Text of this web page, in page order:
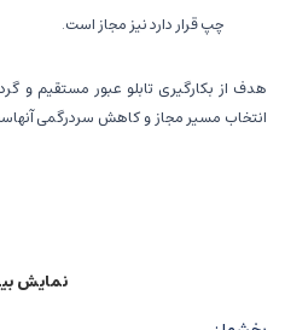
چپ قرار دارد نیز مجاز است.
هدف از بکارگیری تابلو عبور مستقیم و
انتخاب مسیر مجاز و کاهش سردرگمی
نمایش